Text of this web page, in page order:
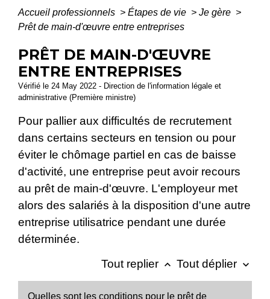
Accueil professionnels > Étapes de vie > Je gère >
Prêt de main-d'œuvre entre entreprises
PRÊT DE MAIN-D'ŒUVRE
ENTRE ENTREPRISES
Vérifié le 24 May 2022 - Direction de l'information légale et
administrative (Première ministre)
Pour pallier aux difficultés de recrutement
dans certains secteurs en tension ou pour
éviter le chômage partiel en cas de baisse
d'activité, une entreprise peut avoir recours
au prêt de main-d'œuvre. L'employeur met
alors des salariés à la disposition d'une autre
entreprise utilisatrice pendant une durée
déterminée.
Tout replier keyboard_arrow_up Tout déplier keyboard_arrow_down
Quelles sont les conditions pour le prêt de